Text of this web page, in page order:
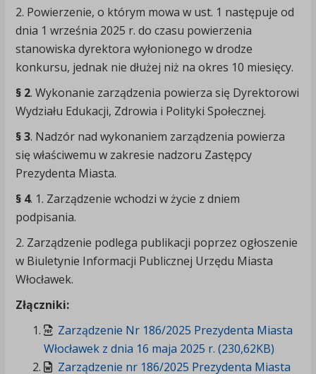
2. Powierzenie, o którym mowa w ust. 1 następuje od
dnia 1 września 2025 r. do czasu powierzenia
stanowiska dyrektora wyłonionego w drodze
konkursu, jednak nie dłużej niż na okres 10 miesięcy.
§ 2. Wykonanie zarządzenia powierza się Dyrektorowi
Wydziału Edukacji, Zdrowia i Polityki Społecznej.
§ 3. Nadzór nad wykonaniem zarządzenia powierza
się właściwemu w zakresie nadzoru Zastępcy
Prezydenta Miasta.
§ 4. 1. Zarządzenie wchodzi w życie z dniem
podpisania.
2. Zarządzenie podlega publikacji poprzez ogłoszenie
w Biuletynie Informacji Publicznej Urzędu Miasta
Włocławek.
Złączniki:
Zarządzenie Nr 186/2025 Prezydenta Miasta
Włocławek z dnia 16 maja 2025 r. (230,62KB)
Zarządzenie nr 186/2025 Prezydenta Miasta